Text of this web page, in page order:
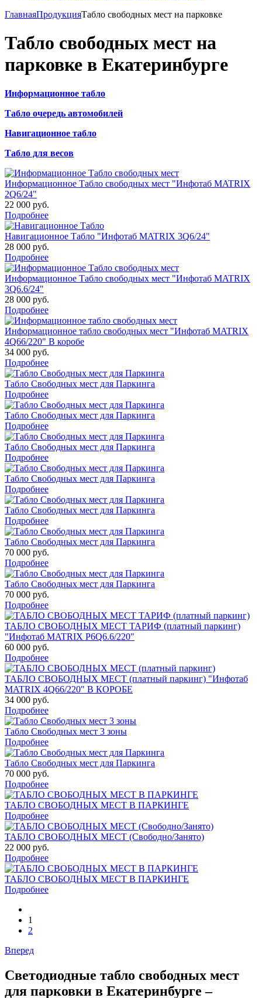
ГлавнаяПродукцияТабло свободных мест на парковке
Табло свободных мест на
парковке в Екатеринбурге
Информационное табло
Табло очередь автомобилей
Навигационное табло
Табло для весов
Информационное Табло свободных мест "Инфотаб MATRIX
2Q6/24"
22 000 руб.
Подробнее
Навигационное Табло "Инфотаб MATRIX 3Q6/24"
28 000 руб.
Подробнее
Информационное Табло свободных мест "Инфотаб MATRIX
3Q6.6/24"
28 000 руб.
Подробнее
Информационное табло свободных мест "Инфотаб MATRIX
4Q66/220" В коробе
34 000 руб.
Подробнее
Табло Свободных мест для Паркинга
Подробнее
Табло Свободных мест для Паркинга
Подробнее
Табло Свободных мест для Паркинга
Подробнее
Табло Свободных мест для Паркинга
Подробнее
Табло Свободных мест для Паркинга
Подробнее
Табло Свободных мест для Паркинга
70 000 руб.
Подробнее
Табло Свободных мест для Паркинга
70 000 руб.
Подробнее
ТАБЛО СВОБОДНЫХ МЕСТ ТАРИФ (платный паркинг)
"Инфотаб MATRIX P6Q6.6/220"
60 000 руб.
Подробнее
ТАБЛО СВОБОДНЫХ МЕСТ (платный паркинг) "Инфотаб
MATRIX 4Q66/220" В КОРОБЕ
34 000 руб.
Подробнее
Табло Свободных мест 3 зоны
Подробнее
Табло Свободных мест для Паркинга
70 000 руб.
Подробнее
ТАБЛО СВОБОДНЫХ МЕСТ В ПАРКИНГЕ
Подробнее
ТАБЛО СВОБОДНЫХ МЕСТ (Свободно/Занято)
22 000 руб.
Подробнее
ТАБЛО СВОБОДНЫХ МЕСТ В ПАРКИНГЕ
Подробнее
1
2
Вперед
Светодиодные табло свободных мест
для парковки в Екатеринбурге –